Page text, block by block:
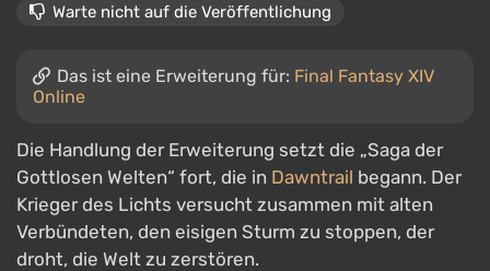
Warte nicht auf die Veröffentlichung
Das ist eine Erweiterung für: Final Fantasy XIV
Online
Die Handlung der Erweiterung setzt die „Saga der
Gottlosen Welten“ fort, die in Dawntrail begann. Der
Krieger des Lichts versucht zusammen mit alten
Verbündeten, den eisigen Sturm zu stoppen, der
droht, die Welt zu zerstören.